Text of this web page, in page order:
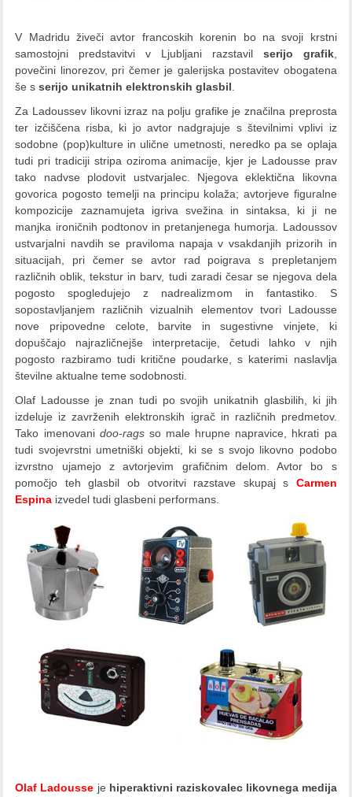
V Madridu živeči avtor francoskih korenin bo na svoji krstni
samostojni predstavitvi v Ljubljani razstavil serijo grafik,
povečini linorezov, pri čemer je galerijska postavitev obogatena
še sserijo unikatnih elektronskih glasbil
Za Ladoussev likovni izraz na polju grafike je značilna preprosta
ter izčiščena risba, ki jo avtor nadgrajuje s številnimi vplivi iz
sodobne (pop)kulture in ulične umetnosti, neredko pa se oplaja
tudi pri tradiciji stripa oziroma animacije, kjer je Ladousse prav
tako nadvse plodovit ustvarjalec. Njegova eklektična likovna
govorica pogosto temelji na principu kolaža; avtorjeve figuralne
kompozicije zaznamujeta igriva svežina in sintaksa, ki ji ne
manjka ironičnih podtonov in pretanjenega humorja. Ladoussov
ustvarjalni navdih se praviloma napaja v vsakdanjih prizorih in
situacijah, pri čemer se avtor rad poigrava s prepletanjem
različnih oblik, tekstur in barv, tudi zaradi česar se njegova dela
pogosto spogledujejo z nadrealizmom in fantastiko. S
sopostavljanjem različnih vizualnih elementov tvori Ladousse
nove pripovedne celote, barvite in sugestivne vinjete, ki
dopuščajo najrazličnejše interpretacije, četudi lahko v njih
pogosto razbiramo tudi kritične poudarke, s katerimi naslavlja
številne aktualne teme sodobnosti.
Olaf Ladousse je znan tudi po svojih unikatnih glasbilih, ki jih
izdeluje iz zavrženih elektronskih igrač in različnih predmetov.
Tako imenovani doo-ragsso male hrupne napravice, hkrati pa
tudi svojevrstni umetniški objekti, ki se s svojo likovno podobo
izvrstno ujamejo z avtorjevim grafičnim delom. Avtor bo s
pomočjo teh glasbil ob otvoritvi razstave skupaj s Carmen
Espina izvedel tudi glasbeni performans.
Olaf Ladousse je hiperaktivni raziskovalec likovnega medija